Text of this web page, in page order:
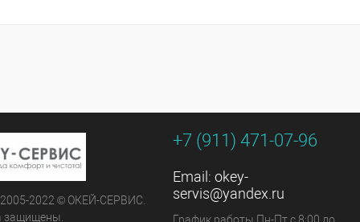
2022 © ОКЕЙ-СЕРВИС.
защищены.
+7 (911) 471-07-96
Email: okey-
servis@yandex.ru